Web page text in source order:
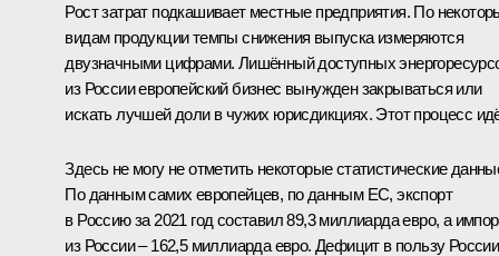
Рост затрат подкашивает местные предприятия. По
видам продукции темпы снижения выпуска измеряются
двузначными цифрами. Лишённый доступных
из России европейский бизнес вынужден закрываться или
искать лучшей доли в чужих юрисдикциях. Этот процесс
Здесь не могу не отметить некоторые статистические
По данным самих европейцев, по данным ЕС, экспорт
в Россию за 2021 год составил 89,3 миллиарда евро, а
из России – 162,5 миллиарда евро. Дефицит в пользу